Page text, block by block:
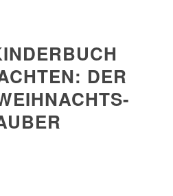
DER